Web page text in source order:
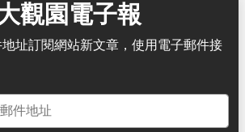
觀園電子報
址訂閱網站新文章，使用電子郵件接